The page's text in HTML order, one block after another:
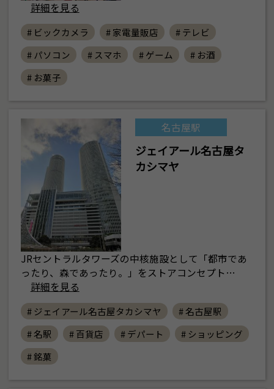
詳細を見る
# ビックカメラ # 家電量販店
# テレビ
# パソコン
# スマホ # ゲーム
# お酒
# お菓子
名古屋駅
ジェイアール名古屋タ
カシマヤ
JRセントラルタワーズの中核施設として「都市であ
ったり、森であったり。」をストアコンセプト…
詳細を見る
# ジェイアール名古屋タカシマヤ
# 名古屋駅
# 名駅
# 百貨店 # デパート
# ショッピング
# 銘菓